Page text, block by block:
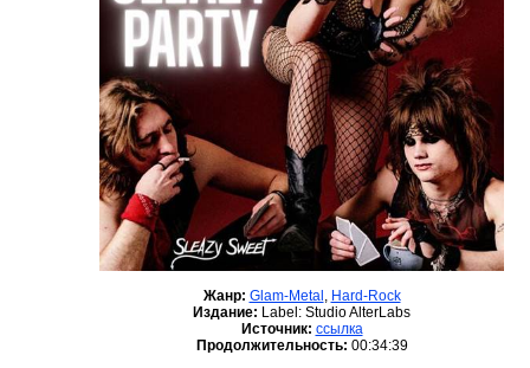
Жанр: Glam-Metal, Hard-Rock
Издание: Label: Studio AlterLabs
Источник: ссылка
Продолжительность: 00:34:39